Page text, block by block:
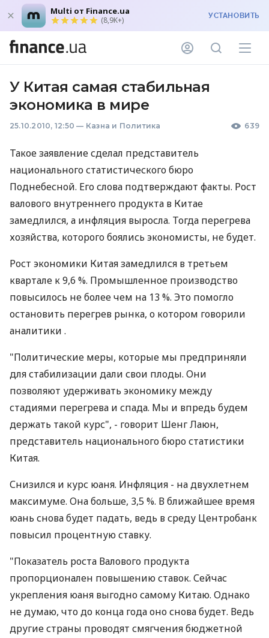
Multi от Finance.ua
(8,9K+) УСТАНОВИТЬ
У Китая самая стабильная
экономика в мире
25.10.2010, 12:50 — Казна и Политика 639
Такое заявление сделал представитель
национального статистического бюро
Поднебесной. Его слова подтверждают факты. Рост
валового внутреннего продукта в Китае
замедлился, а инфляция выросла. Тогда перегрева
хозяйства, которого боялись экономисты, не будет.
Рост экономики Китая замедлился в третьем
квартале к 9,6 %. Промышленное производство
повысилось не более чем на 13 %. Это помогло
остановить перегрев рынка, о котором говорили
аналитики .
"Политические меры, которые мы предприняли
для стабилизации дали свои плоды. Они
позволяют удерживать экономику между
стадиями перегрева и спада. Мы и впредь будем
держать такой курс", - говорит Шенг Лаюн,
представитель национального бюро статистики
Китая.
Снизился и курс юаня. Инфляция - на двухлетнем
максимуме. Она больше, 3,5 %. В ближайшее время
юань снова будет падать, ведь в среду Центробанк
повысил процентную ставку.
"Показатель роста Валового продукта
пропорционален повышению ставок. Сейчас
укрепления юаня выгодно самому Китаю. Однако
не думаю, что до конца года оно снова будет. Ведь
другие страны проводят смягчения бюджетной